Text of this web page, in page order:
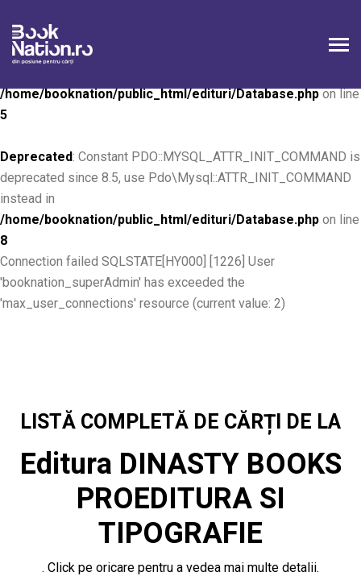
Deprecated
deprecated since 8.5, use Pdo\Mysql::ATTR_INIT_COMMAND
/home/booknation/public_html/edituri/Database.phpon line
5
Deprecated: Constant PDO::MYSQL_ATTR_INIT_COMMAND is
deprecated since 8.5, use Pdo\Mysql::ATTR_INIT_COMMAND
instead in
/home/booknation/public_html/edituri/Database.php on line
8
Connection failed SQLSTATE[HY000] [1226] User
'booknation_superAdmin' has exceeded the
'max_user_connections' resource (current value: 2)
LISTĂ COMPLETĂ DE CĂRȚI DE LA
Editura DINASTY BOOKS
PROEDITURA SI
TIPOGRAFIE
. Click pe oricare pentru a vedea mai multe detalii.